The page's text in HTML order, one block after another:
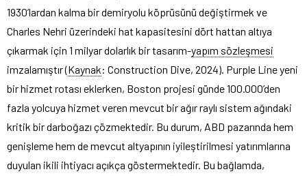
1930’lardan kalma bir demiryolu köprüsünü değiştirmek ve
Charles Nehri üzerindeki hat kapasitesini dört hattan altıya
çıkarmak için 1 milyar dolarlık bir tasarım-yapım sözleşmesi
imzalamıştır (Kaynak: Construction Dive, 2024). Purple Line yeni
bir hizmet rotası eklerken, Boston projesi günde 100.000’den
fazla yolcuya hizmet veren mevcut bir ağır raylı sistem ağındaki
kritik bir darboğazı çözmektedir. Bu durum, ABD pazarında hem
genişleme hem de mevcut altyapının iyileştirilmesi yatırımlarına
duyulan ikili ihtiyacı açıkça göstermektedir. Bu bağlamda,